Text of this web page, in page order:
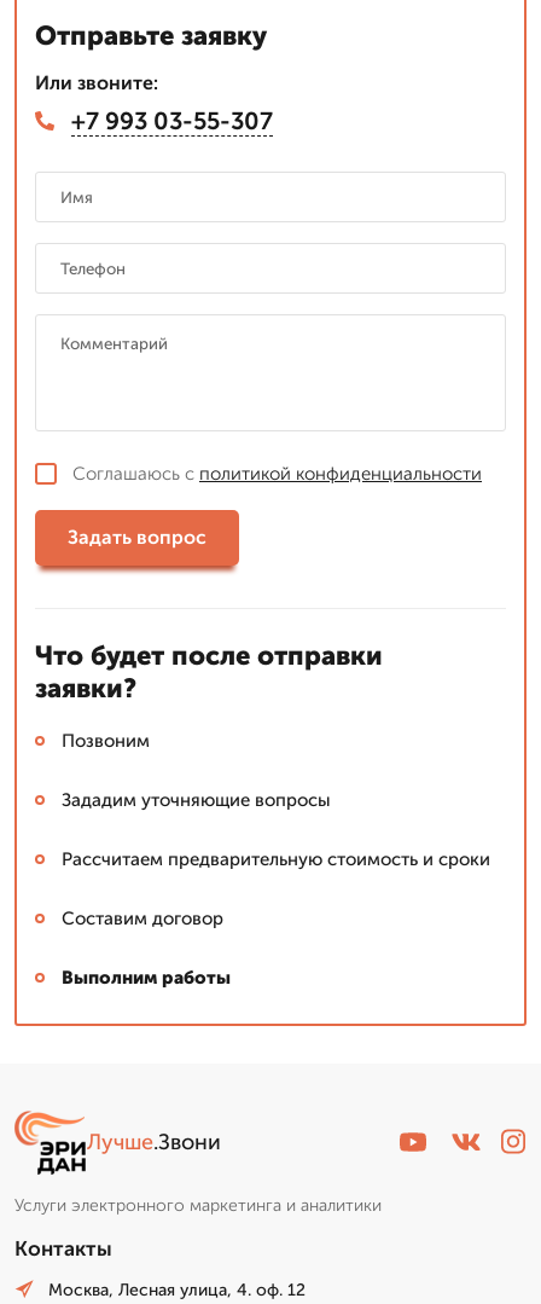
Отправьте заявку
Или звоните:
+7 993 03-55-307
Соглашаюсь с политикой конфиденциальности
Задать вопрос
Что будет после отправки
заявки?
Позвоним
Зададим уточняющие вопросы
Рассчитаем предварительную стоимость и сроки
Составим договор
Выполним работы
Лучше.Звони
Услуги электронного маркетинга и аналитики
Контакты
Москва, Лесная улица, 4. оф. 12